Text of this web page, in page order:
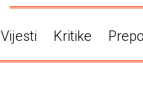
Vijesti Kritike